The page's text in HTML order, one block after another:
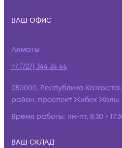
ВАШ ОФИС
Алматы
+7 (727) 344 34 44
050000, Республика
район, проспект Жибек Жолы,
Время работы: пн-пт, 8:30 -
ВАШ СКЛАД